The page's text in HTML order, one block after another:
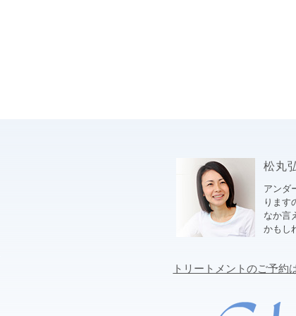
松丸
アンダ
ります
なか言
かもし
トリートメントのご予約